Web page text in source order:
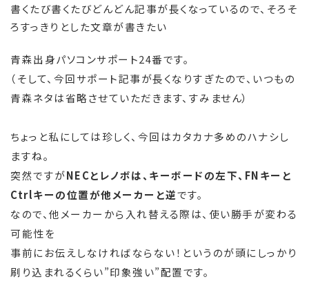
書くたび書くたびどんどん記事が長くなっているので、そろそ
ろすっきりとした文章が書きたい
青森出身パソコンサポート24番です。
（そして、今回サポート記事が長くなりすぎたので、いつもの
青森ネタは省略させていただきます、すみません）
ちょっと私にしては珍しく、今回はカタカナ多めのハナシし
ますね。
突然ですがNECとレノボは、キーボードの左下、FNキーと
Ctrlキーの位置が他メーカーと逆です。
なので、他メーカーから入れ替える際は、使い勝手が変わる
可能性を
事前にお伝えしなければならない！というのが頭にしっかり
刷り込まれるくらい”印象強い”配置です。